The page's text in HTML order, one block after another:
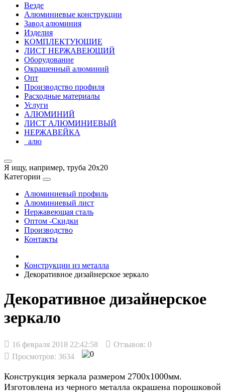
Везде
Алюминиевые конструкции
Завод алюминия
Изделия
КОМПЛЕКТУЮЩИЕ
ЛИСТ НЕРЖАВЕЮЩИЙ
Оборудование
Окрашенный алюминий
Опт
Производство профиля
Расходные материалы
Услуги
АЛЮМИНИЙ
ЛИСТ АЛЮМИНИЕВЫЙ
НЕРЖАВЕЙКА
_алю
Я ищу, например, труба 20х20
Категории
Алюминиевый профиль
Алюминиевый лист
Нержавеющая сталь
Оптом -Скидки
Производство
Контакты
Конструкции из металла
Декоративное дизайнерское зеркало
Декоративное дизайнерское
зеркало
16 февраля 2018 22:42:58 Отзывов: 0
Просмотров: 3634
Конструкция зеркала размером 2700х1000мм.
Изготовлена из черного металла окрашена порошковой